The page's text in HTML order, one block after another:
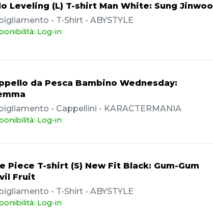
Leveling (L) T-shirt Man White: Sung Jinwoo
- T-Shirt - ABYSTYLE
Log-in
da Pesca Bambino Wednesday:
- Cappellini - KARACTERMANIA
Log-in
Piece T-shirt (S) New Fit Black: Gum-Gum
Fruit
- T-Shirt - ABYSTYLE
Log-in